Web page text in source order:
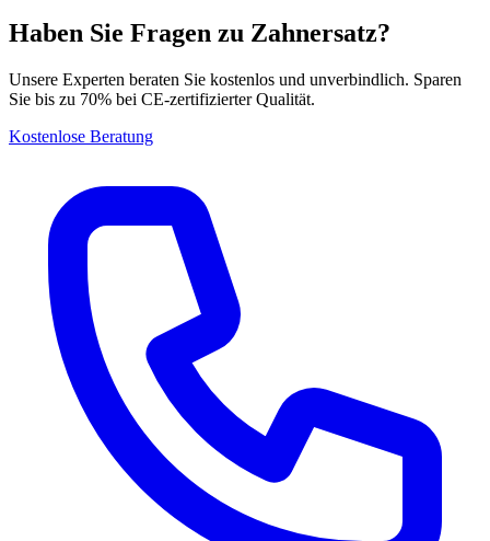
Haben Sie Fragen zu Zahnersatz?
Unsere Experten beraten Sie kostenlos und unverbindlich. Sparen
Sie bis zu 70% bei CE-zertifizierter Qualität.
Kostenlose Beratung